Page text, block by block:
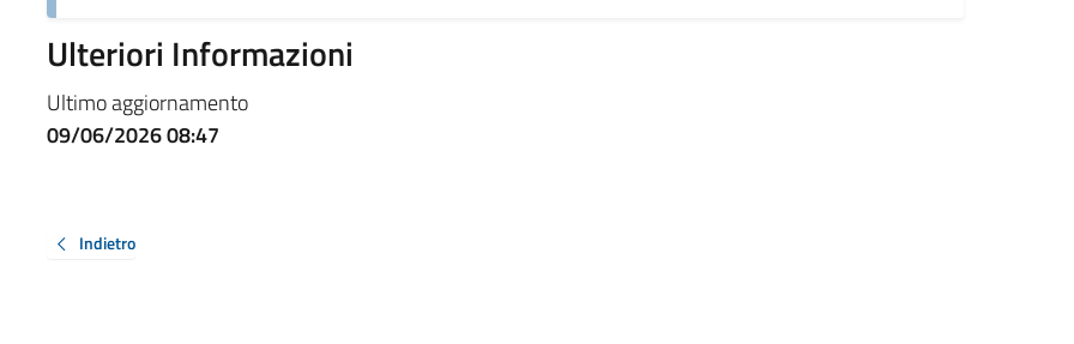
Ulteriori Informazioni
Ultimo aggiornamento
09/06/2026 08:47
Indietro